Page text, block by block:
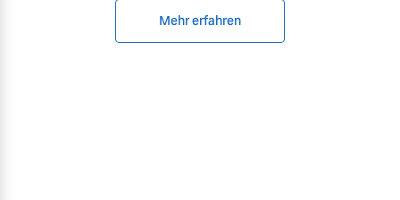
Mehr erfahren